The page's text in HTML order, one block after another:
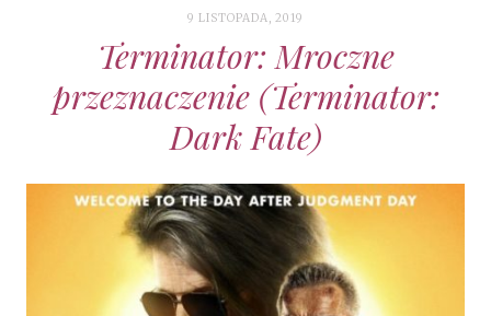
9 LISTOPADA, 2019
Terminator: Mroczne
przeznaczenie (Terminator:
Dark Fate)